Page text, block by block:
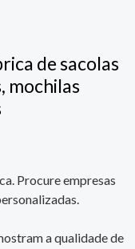
de sacolas
mochilas
Procure empresas
a qualidade de